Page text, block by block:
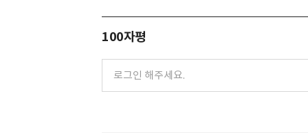
100자평